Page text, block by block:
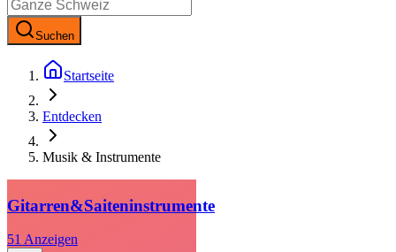
Suchen
Startseite
Entdecken
Musik & Instrumente
Gitarren&Saiteninstrumente
51 Anzeigen